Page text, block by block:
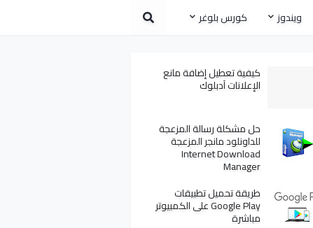
ويندوز كورس بلوغر
كيفية تعطيل إضافة مانع
الإعلانات آدبلوك
حل مشكلة رسالة المزعجة
للداونلود مانجر المزعجة
Internet Download
Manager
طريقة تحميل تطبيقات
Google Play على الكمبيوتر
مباشرة